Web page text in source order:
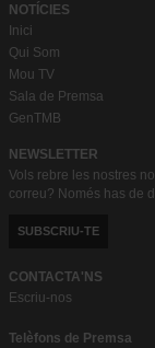
NOTÍCIES
Inici
Qui Som
Mou TV
Sala de Premsa
GenTMB
NEWSLETTER
Vols rebre les nostres
correu? Només has de
SUBSCRIU-TE
CONTACTA'NS
Escriu-nos
Telèfons de Premsa